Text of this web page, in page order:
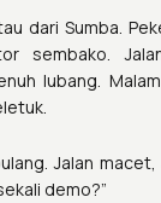
dari Sumba.
sembako.
lubang.
Jalan
demo?”